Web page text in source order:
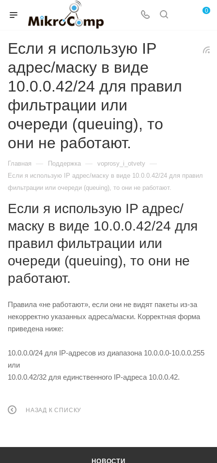
0
Если я использую IP
адрес/маску в виде
10.0.0.42/24 для правил
фильтрации или
очереди (queuing), то
они не работают.
Главная — Поддержка — voprosy_i_otvety —
Если я использую IP адрес/маску в виде 10.0.0.42/24 для правил
фильтрации или очереди (queuing), то они не работают.
Если я использую IP адрес/
маску в виде 10.0.0.42/24 для
правил фильтрации или
очереди (queuing), то они не
работают.
Правила «не работают», если они не видят пакеты из-за
некорректно указанных адреса/маски. Корректная форма
приведена ниже:
10.0.0.0/24 для IP-адресов из диапазона 10.0.0.0-10.0.0.255
или
10.0.0.42/32 для единственного IP-адреса 10.0.0.42.
НАЗАД К СПИСКУ
НОВОСТИ